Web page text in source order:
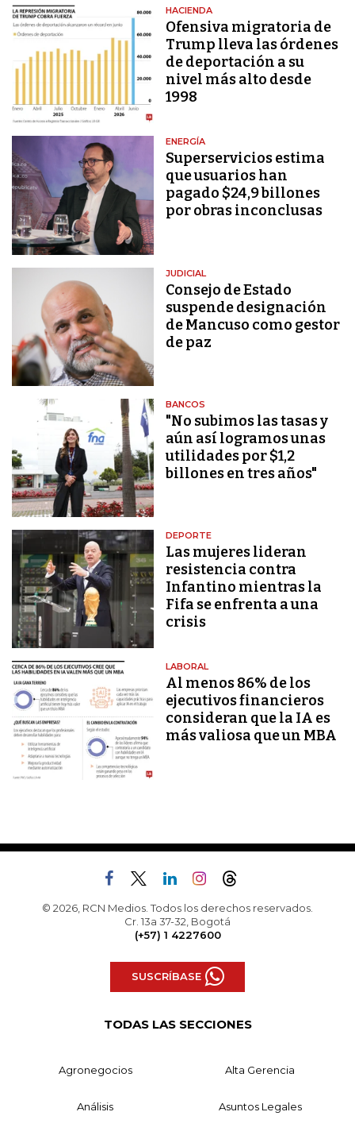
HACIENDA
Ofensiva migratoria de
Trump lleva las órdenes
de deportación a su
nivel más alto desde
1998
ENERGÍA
Superservicios estima
que usuarios han
pagado $24,9 billones
por obras inconclusas
JUDICIAL
Consejo de Estado
suspende designación
de Mancuso como gestor
de paz
BANCOS
"No subimos las tasas y
aún así logramos unas
utilidades por $1,2
billones en tres años"
DEPORTE
Las mujeres lideran
resistencia contra
Infantino mientras la
Fifa se enfrenta a una
crisis
LABORAL
Al menos 86% de los
ejecutivos financieros
consideran que la IA es
más valiosa que un MBA
© 2026, RCN Medios. Todos los derechos reservados.
Cr. 13a 37-32, Bogotá
(+57) 1 4227600
SUSCRÍBASE
TODAS LAS SECCIONES
Agronegocios Alta Gerencia
Análisis Asuntos Legales